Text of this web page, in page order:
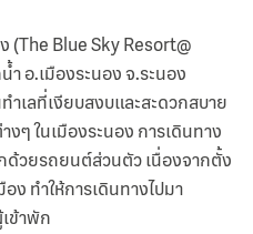
(The Blue Sky Resort@
อ.เมืองระนอง จ.ระนอง
ำเลที่เงียบสงบและสะดวกสบาย
ๆ ในเมืองระนอง การเดินทาง
ด้วยรถยนต์ส่วนตัว เนื่องจากตั้ง
ง ทำให้การเดินทางไปมา
ข้าพัก